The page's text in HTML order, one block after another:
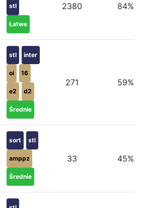
stl
Łatwe
2380 84%
stl inter
oi 16
e2 d2
Średnie
271 59%
sort stl
amppz
Średnie
33 45%